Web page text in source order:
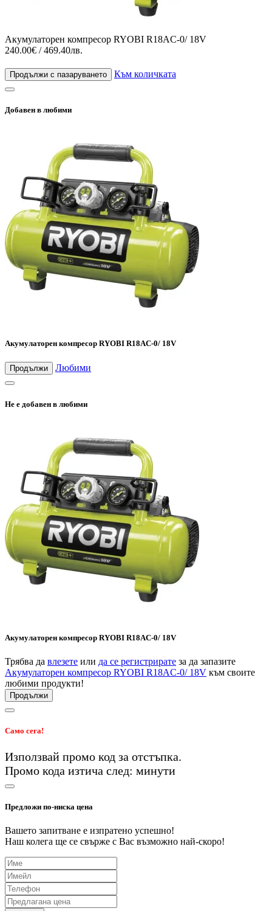
Акумулаторен компресор RYOBI R18AC-0/ 18V
240.00€ / 469.40лв.
Продължи с пазаруването Към количката
Добавен в любими
Акумулаторен компресор RYOBI R18AC-0/ 18V
Продължи Любими
Не е добавен в любими
Акумулаторен компресор RYOBI R18AC-0/ 18V
Трябва да влезете или да се регистрирате за да запазите
Акумулаторен компресор RYOBI R18AC-0/ 18V към своите
любими продукти!
Продължи
Само сега!
Използвай промо код за отстъпка.
Промо кода изтича след: минути
Предложи по-ниска цена
Вашето запитване е изпратено успешно!
Наш колега ще се свърже с Вас възможно най-скоро!